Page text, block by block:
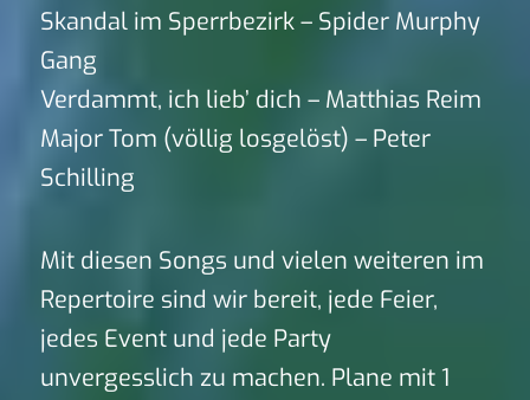
Skandal im Sperrbezirk – Spider Murphy
Gang
Verdammt, ich lieb’ dich – Matthias Reim
Major Tom (völlig losgelöst) – Peter
Schilling
Mit diesen Songs und vielen weiteren im
Repertoire sind wir bereit, jede Feier,
jedes Event und jede Party
unvergesslich zu machen. Plane mit 1